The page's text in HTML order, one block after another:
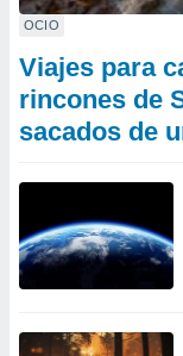
OCIO
Viajes para
rincones de
sacados de